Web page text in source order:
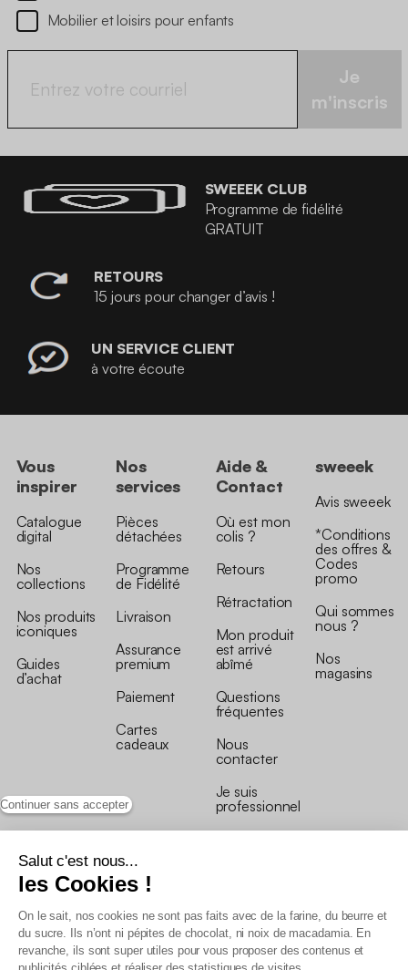
Continuer sans accepter
Salut c'est nous...
les Cookies !
On le sait, nos cookies ne sont pas faits avec de la farine, du beurre et
du sucre. Ils n’ont ni pépites de chocolat, ni noix de macadamia. En
revanche, ils sont super utiles pour vous proposer des contenus et
Mobilier et loisirs pour enfants
Je
m'inscris
SWEEEK CLUB
Programme de fidélité
GRATUIT
RETOURS
15 jours pour changer d’avis !
UN SERVICE CLIENT
à votre écoute
Vous
inspirer
Catalogue
digital
Nos
collections
Nos produits
iconiques
Guides
d’achat
Nos
services
Pièces
détachées
Programme
de Fidélité
Livraison
Assurance
premium
Paiement
Cartes
cadeaux
Aide &
Contact
Où est mon
colis ?
Retours
Rétractation
Mon produit
est arrivé
abîmé
Questions
fréquentes
Nous
contacter
Je suis
professionnel
sweeek
Avis sweeek
*Conditions
des offres &
Codes
promo
Qui sommes
nous ?
Nos
magasins
Conditions générales de vente
Conditions générales du programme de fidélité
Charte de données personnelles